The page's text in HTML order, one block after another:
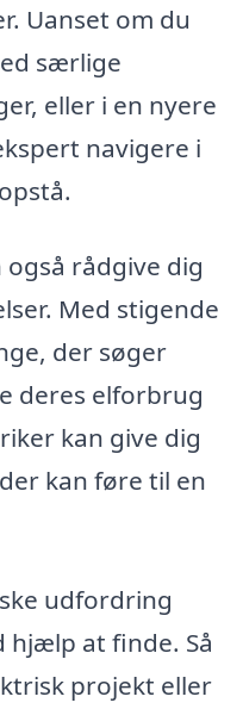
Uanset om du
særlige
eller i en nyere
navigere i
rådgive dig
Med stigende
der søger
deres elforbrug
kan give dig
kan føre til en
udfordring
at finde. Så
projekt eller